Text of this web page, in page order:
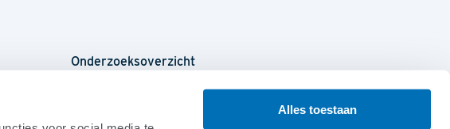
Alles toestaan
Onderzoeksoverzicht